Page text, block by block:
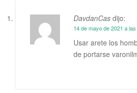
DavdanCas dijo:
14 de mayo de 2021 a
Usar arete los
de portarse